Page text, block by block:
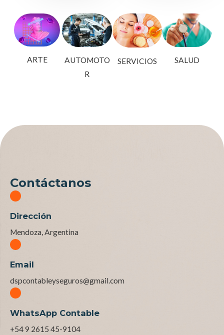
ARTE
AUTOMOTO
R
SERVICIOS SALUD
Contáctanos
Dirección
Mendoza, Argentina
Email
dspcontableyseguros@gmail.com
WhatsApp Contable
+54 9 2615 45-9104